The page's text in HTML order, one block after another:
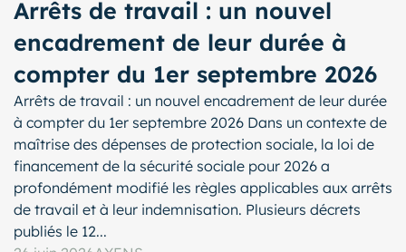
Arrêts de travail : un nouvel
encadrement de leur durée à
compter du 1er septembre 2026
Arrêts de travail : un nouvel encadrement de leur durée
à compter du 1er septembre 2026 Dans un contexte de
maîtrise des dépenses de protection sociale, la loi de
financement de la sécurité sociale pour 2026 a
profondément modifié les règles applicables aux arrêts
de travail et à leur indemnisation. Plusieurs décrets
publiés le 12...